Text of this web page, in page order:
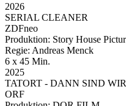
2026
SERIAL CLEANER
ZDFneo
Produktion: Story House
Regie: Andreas Menck
6 x 45 Min.
2025
TATORT - DANN SIND
ORF